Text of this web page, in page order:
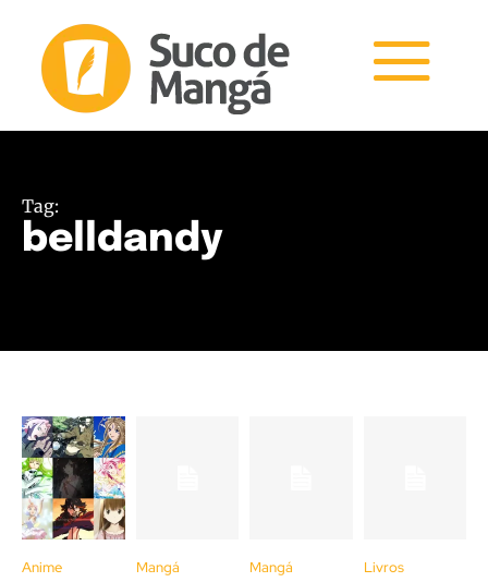
Tag:
belldandy
Anime Mangá Mangá Livros